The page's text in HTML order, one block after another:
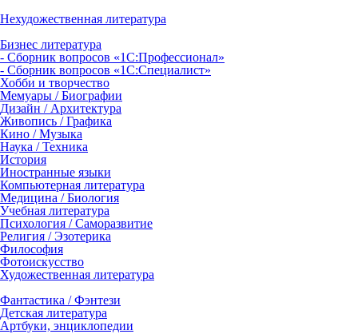
Нехудожественная литература
Бизнес литература
- Сборник вопросов «1С:Профессионал»
- Сборник вопросов «1С:Специалист»
Хобби и творчество
Мемуары / Биографии
Дизайн / Архитектура
Живопись / Графика
Кино / Музыка
Наука / Техника
История
Иностранные языки
Компьютерная литература
Медицина / Биология
Учебная литература
Психология / Саморазвитие
Религия / Эзотерика
Философия
Фотоискусство
Художественная литература
Фантастика / Фэнтези
Детская литература
Артбуки, энциклопедии